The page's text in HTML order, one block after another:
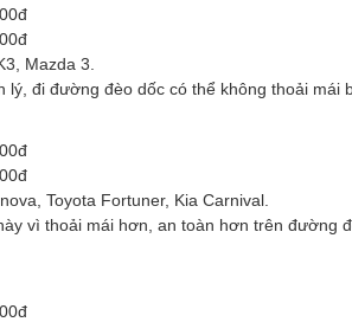
Mazda 3.
đi đường đèo dốc có thể không thoải mái
Toyota Fortuner, Kia Carnival.
vì thoải mái hơn, an toàn hơn trên đường